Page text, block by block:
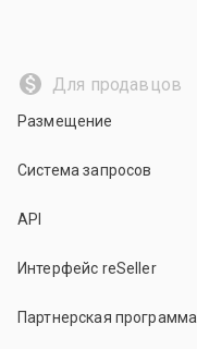
Для продавцов
Размещение
Система запросов
API
Интерфейс reSeller
Партнерская программа